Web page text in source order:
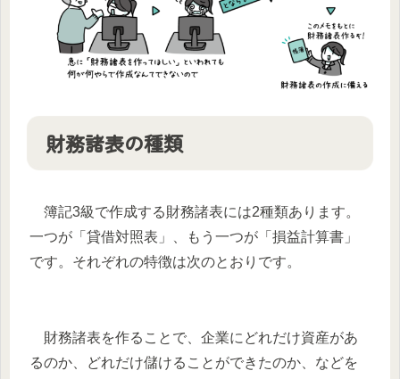
財務諸表の種類
簿記3級で作成する財務諸表には2種類あります。
一つが「貸借対照表」、もう一つが「損益計算書」
です。それぞれの特徴は次のとおりです。
財務諸表を作ることで、企業にどれだけ資産があ
るのか、どれだけ儲けることができたのか、などを